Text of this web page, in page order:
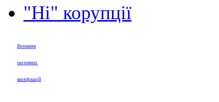
"Ні" корупції
Визнання
іноземних
кваліфікацій